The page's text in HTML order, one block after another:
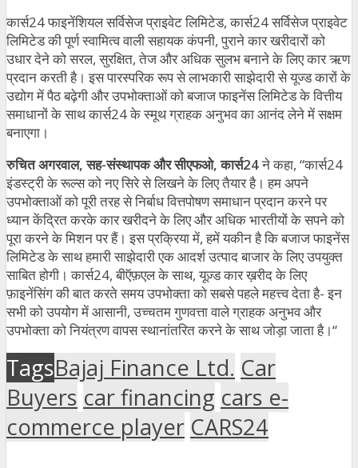
कार्स24 फाइनेंशियल सर्विसेज प्राइवेट लिमिटेड, कार्स24 सर्विसेज प्राइवेट
लिमिटेड की पूर्ण स्वामित्व वाली सहायक कंपनी, पुराने कार खरीदारों को
उधार देने को सरल, सुरक्षित, तेज और अधिक सुलभ बनाने के लिए कार ऋण
प्रदान करती है। इस पारस्परिक रूप से लाभकारी साझेदारी से यूज्ड कारों के
उद्योग में पैठ बढ़ेगी और उपभोक्ताओं को बजाज फाइनेंस लिमिटेड के वित्तीय
समाधानों के साथ कार्स24 के स्मूथ ग्राहक अनुभव का आनंद लेने में सक्षम
बनाएगा।
रुचित अगरवाल, सह-संस्थापक और सीएफओ, कार्स24ने कहा, “कार्स24
इंडस्ट्री के रूल्स को नए सिरे से लिखने के लिए तैयार है। हम अपने
उपभोक्ताओं को पूरी तरह से निर्बाध वित्तपोषण समाधान प्रदान करने पर
ध्यान केंद्रित करके कार खरीदने के लिए और अधिक भारतीयों के सपने को
पूरा करने के मिशन पर हैं। इस प्रक्रिया में, हमें यकीन है कि बजाज फाइनेंस
लिमिटेड के साथ हमारी साझेदारी एक आदर्श उत्पाद बाजार के लिए उपयुक्त
साबित होगी। कार्स24, बीऍफ़एल के साथ, यूज़्ड कार ख़रीद के लिए
फ़ाइनेंसिंग की बात करते समय उपभोक्ता को सबसे पहले महत्त्व देता है- इन
सभी को उपयोग में आसानी, उच्चतम गुणवत्ता वाले ग्राहक अनुभव और
उपभोक्ता को नियंत्रण वापस स्थानांतरित करने के साथ जोड़ा जाता है।“
TagsBajaj Finance Ltd. Car
Buyers car financing cars e-
commerce player CARS24